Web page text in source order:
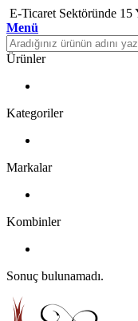
E-Ticaret Sektöründe 15
Menü
Ürünler
Kategoriler
Markalar
Kombinler
Sonuç bulunamadı.